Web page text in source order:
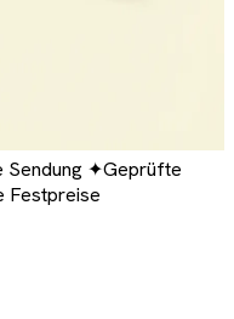
Sendung ✦Geprüfte
Festpreise